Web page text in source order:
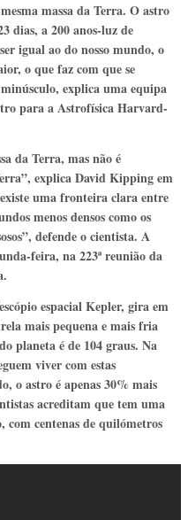
massa da Terra. O astro
dias, a 200 anos-luz de
igual ao do nosso mundo, o
o que faz com que se
explica uma equipa
para a Astrofísica Harvard-
da Terra, mas não é
explica David Kipping em
uma fronteira clara entre
menos densos como os
defende o cientista. A
feira, na 223ª reunião da
espacial Kepler, gira em
mais pequena e mais fria
planeta é de 104 graus. Na
viver com estas
o astro é apenas 30% mais
acreditam que tem uma
centenas de quilómetros